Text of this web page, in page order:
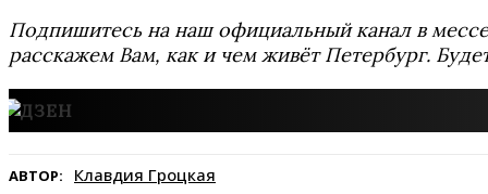
Подпишитесь на наш официальный канал в
расскажем Вам, как и чем живёт Петербург.
АВТОР: Клавдия Гроцкая